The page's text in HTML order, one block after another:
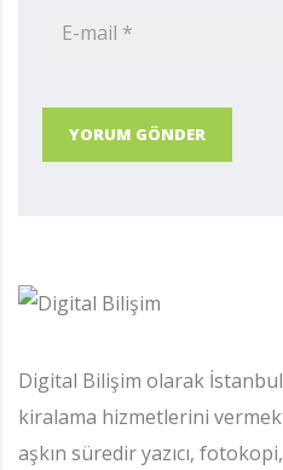
YORUM GÖNDER
Digital Bilişim olarak İstanbul
kiralama hizmetlerini
aşkın süredir yazıcı,